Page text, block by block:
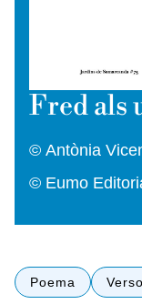
Fred als
© Antònia
© Eumo
Poema